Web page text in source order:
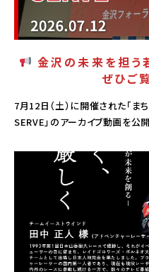
金沢の未来を担う
ぜひご
7月12日（土）に開催された「ま
SERVE」のアーカイブ動画を公
PICK UP